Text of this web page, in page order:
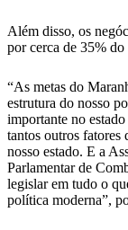
Além disso, os
por cerca de 35%
“As metas do
estrutura do nosso
importante no
tantos outros fatores
nosso estado. E a
Parlamentar de
legislar em tudo o
política moderna”,